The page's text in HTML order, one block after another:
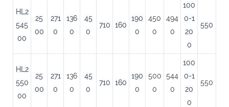
HL2
545
00
25
00
271
0
136
0
45
0
710 160
190
0
450
0
494
0
100
0-1
20
0
550
HL2
550
00
25
00
271
0
136
0
45
0
710 160
190
0
500
0
544
0
100
0-1
20
0
550